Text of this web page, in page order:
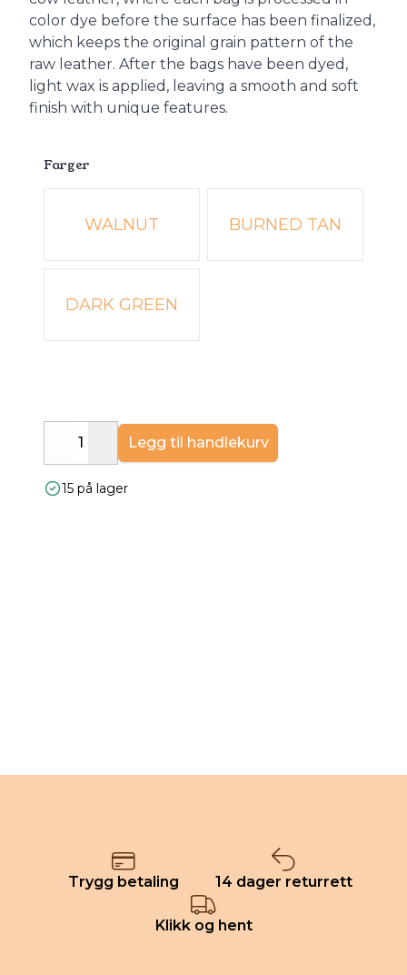
color dye before the surface has been finalized,
which keeps the original grain pattern of the
raw leather. After the bags have been dyed,
light wax is applied, leaving a smooth and soft
finish with unique features.
Farger
Velg en Farger
WALNUT BURNED TAN
DARK GREEN
DecreaseIncrease
Legg til handlekurv
15 på lager
Trygg betaling 14 dager returrett
Klikk og hent